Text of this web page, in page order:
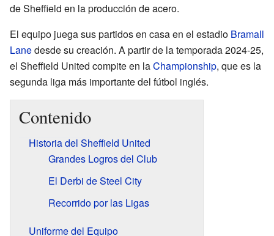
de Sheffield en la producción de acero.
El equipo juega sus partidos en casa en el estadio Bramall
Lanedesde su creación. A partir de la temporada 2024-25,
el Sheffield United compite en laChampionship, que es la
segunda liga más importante del fútbol inglés.
Contenido
Historia del Sheffield United
Grandes Logros del Club
El Derbi de Steel City
Recorrido por las Ligas
Uniforme del Equipo